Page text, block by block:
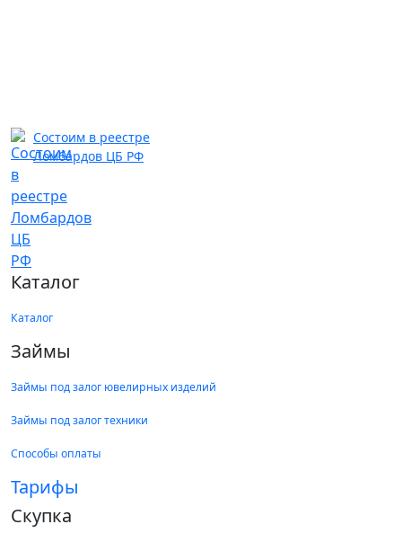
Состоим в реестре
Ломбардов ЦБ РФ
Каталог
Каталог
Займы
Займы под залог ювелирных изделий
Займы под залог техники
Способы оплаты
Тарифы
Скупка